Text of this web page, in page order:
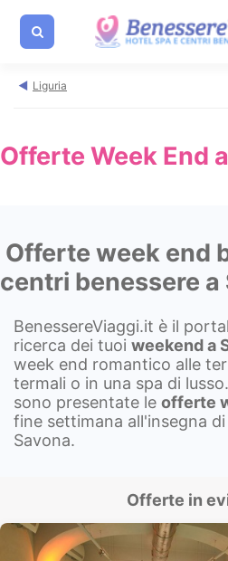
Liguria
Offerte Week End
Offerte week end
centri benessere a
BenessereViaggi.it è il
ricerca dei tuoi weekend a
week end romantico alle
termali o in una spa di
sono presentate le offerte
fine settimana all'insegna
Savona.
Offerte in